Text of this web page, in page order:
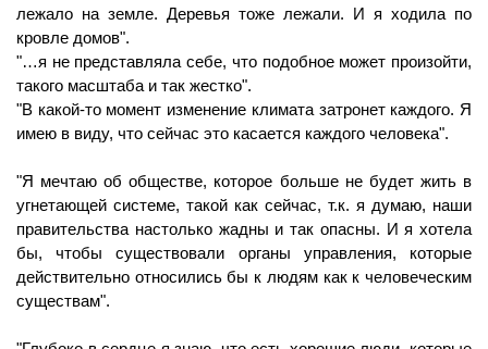
лежало на земле. Деревья тоже лежали. И я ходила по
кровле домов".
"…я не представляла себе, что подобное может произойти,
такого масштаба и так жестко".
"В какой-то момент изменение климата затронет каждого. Я
имею в виду, что сейчас это касается каждого человека".
"Я мечтаю об обществе, которое больше не будет жить в
угнетающей системе, такой как сейчас, т.к. я думаю, наши
правительства настолько жадны и так опасны. И я хотела
бы, чтобы существовали органы управления, которые
действительно относились бы к людям как к человеческим
существам".